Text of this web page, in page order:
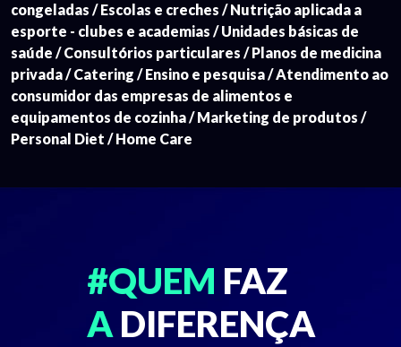
congeladas / Escolas e creches / Nutrição aplicada a
esporte - clubes e academias / Unidades básicas de
saúde / Consultórios particulares / Planos de medicina
privada / Catering / Ensino e pesquisa / Atendimento ao
consumidor das empresas de alimentos e
equipamentos de cozinha / Marketing de produtos /
Personal Diet / Home Care
#QUEM FAZ
A DIFERENÇA